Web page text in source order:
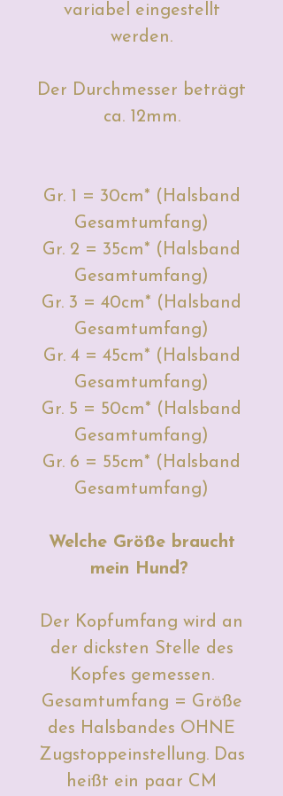
variabel eingestellt
werden.
Der Durchmesser beträgt
ca. 12mm.
Gr. 1 = 30cm* (Halsband
Gesamtumfang)
Gr. 2 = 35cm* (Halsband
Gesamtumfang)
Gr. 3 = 40cm* (Halsband
Gesamtumfang)
Gr. 4 = 45cm* (Halsband
Gesamtumfang)
Gr. 5 = 50cm* (Halsband
Gesamtumfang)
Gr. 6 = 55cm* (Halsband
Gesamtumfang)
Welche Größe braucht
mein Hund?
Der Kopfumfang wird an
der dicksten Stelle des
Kopfes gemessen.
Gesamtumfang = Größe
des Halsbandes OHNE
Zugstoppeinstellung. Das
heißt ein paar CM